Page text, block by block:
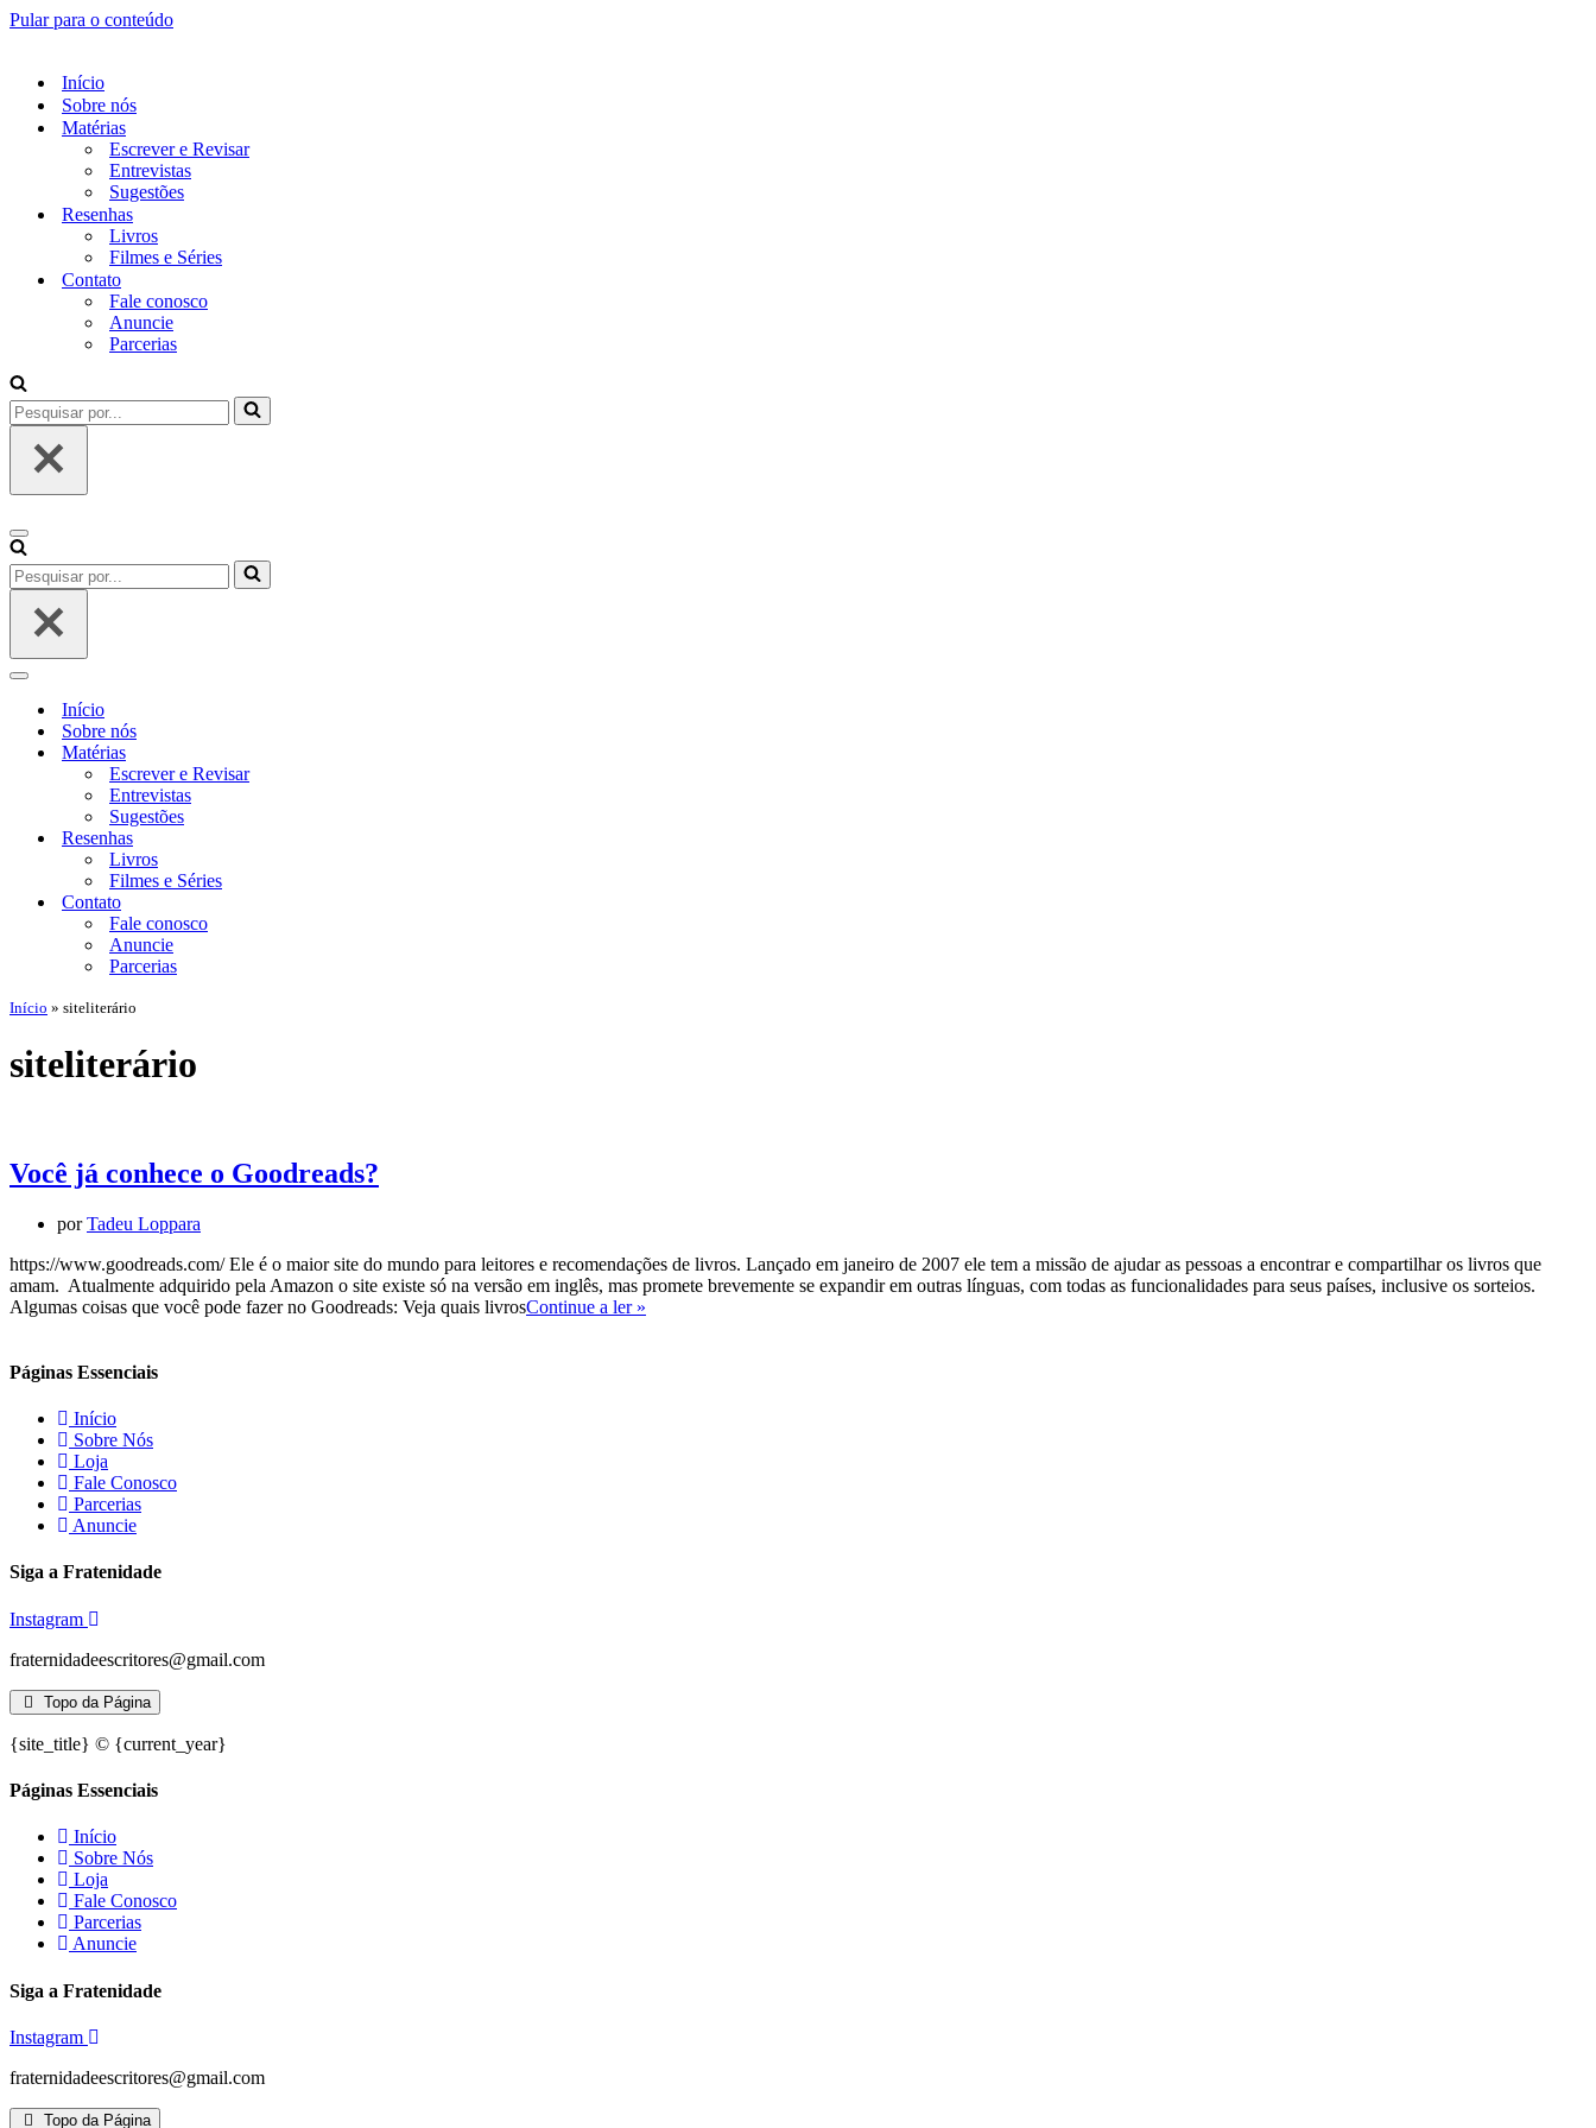
Pular para o conteúdo
Início
Sobre nós
Matérias
Escrever e Revisar
Entrevistas
Sugestões
Resenhas
Livros
Filmes e Séries
Contato
Fale conosco
Anuncie
Parcerias
Pesquisar
por...
Menu
de
navegação
Pesquisar
por...
Menu
navegação
Início
Sobre nós
Matérias
Escrever e Revisar
Entrevistas
Sugestões
Resenhas
Livros
Filmes e Séries
Contato
Fale conosco
Anuncie
Parcerias
Início » siteliterário
siteliterário
Você já conhece o Goodreads?
porTadeu Loppara
https://www.goodreads.com/ Ele é o maior site do mundo para leitores e recomendações de livros. Lançado em janeiro de 2007 ele tem a missão de ajudar as pessoas a encontrar e compartilhar os livros que
amam. Atualmente adquirido pela Amazon o site existe só na versão em inglês, mas promete brevemente se expandir em outras línguas, com todas as funcionalidades para seus países, inclusive os sorteios.
Algumas coisas que você pode fazer no Goodreads: Veja quais livrosContinue a ler »
Páginas Essenciais
Início
Sobre Nós
Loja
Fale Conosco
Parcerias
Anuncie
Siga a Fratenidade
Instagram
fraternidadeescritores@gmail.com
Topo da Página
{site_title} © {current_year}
Páginas Essenciais
Início
Sobre Nós
Loja
Fale Conosco
Parcerias
Anuncie
Siga a Fratenidade
Instagram
fraternidadeescritores@gmail.com
Topo da Página